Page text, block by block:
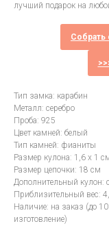
лучший подарок на
Тип замка: карабин
Металл: серебро
Проба: 925
Цвет камней: белый
Тип камней: фианиты
Размер кулона: 1,6 х 1
Размер цепочки: 18 см
Дополнительный кулон:
Приблизительный вес:
Наличие: на заказ (до
изготовление)